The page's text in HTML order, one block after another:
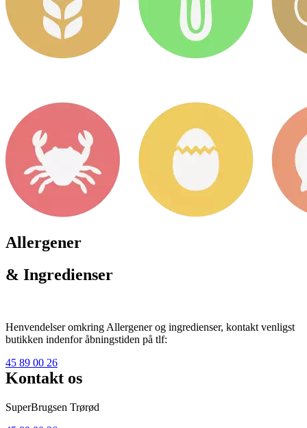
Allergener
& Ingredienser
Henvendelser omkring Allergener og ingredienser, kontakt venligst
butikken indenfor åbningstiden på tlf:
45 89 00 26
Kontakt os
SuperBrugsen Trørød